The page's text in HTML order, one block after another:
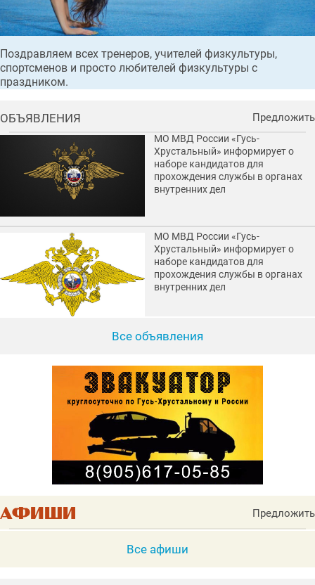
Поздравляем всех тренеров, учителей физкультуры,
спортсменов и просто любителей физкультуры с
праздником.
ОБЪЯВЛЕНИЯ Предложить
МО МВД России «Гусь-
Хрустальный» информирует о
наборе кандидатов для
прохождения службы в органах
внутренних дел
МО МВД России «Гусь-
Хрустальный» информирует о
наборе кандидатов для
прохождения службы в органах
внутренних дел
Все объявления
Предложить
Все афиши